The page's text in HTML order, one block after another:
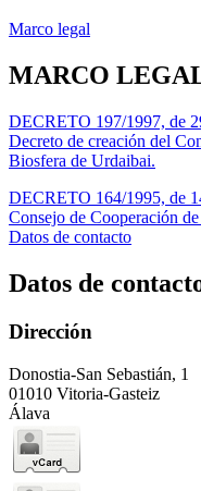
Marco legal
MARCO
DECRETO 197/1997, de
Decreto de creación del
Biosfera de Urdaibai.
DECRETO 164/1995, de
Consejo de Cooperación
Datos de contacto
Datos de
Dirección
Donostia-San Sebastián, 1
01010 Vitoria-Gasteiz
Álava